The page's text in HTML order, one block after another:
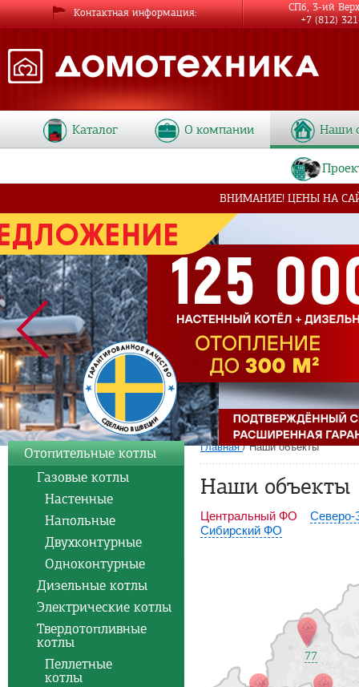
Главная/Наши объекты
Наши объекты
Центральный ФО
Сибирский ФО
77
Отопительные котлы
Газовые котлы
Настенные
Напольные
Двухконтурные
Одноконтурные
Дизельные котлы
Электрические котлы
Твердотопливные
котлы
Пеллетные
котлы
Каталог О компании Наши
Контактная информация
СПб, 3-ий
+7 (812)
ВНИМАНИЕ! ЦЕНЫ НА